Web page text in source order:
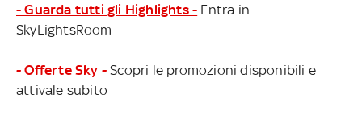
- Guarda tutti gli Highlights - Entra in
SkyLightsRoom
- Offerte Sky - Scopri le promozioni disponibili e
attivale subito